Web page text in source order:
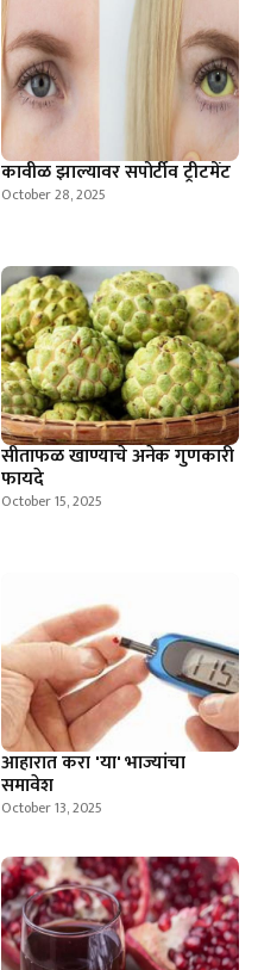
कावीळ झाल्यावर सपोर्टीव ट्रीटमेंट
October 28, 2025
सीताफळ खाण्याचे अनेक गुणकारी
फायदे
October 15, 2025
आहारात करा 'या' भाज्यांचा
समावेश
October 13, 2025